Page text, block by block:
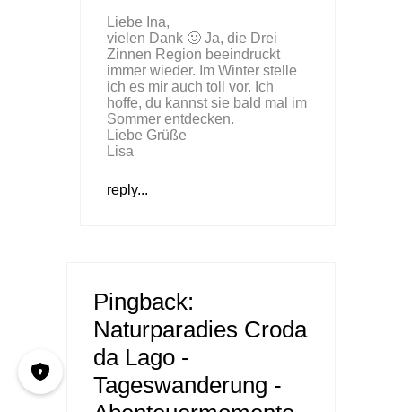
Liebe Ina,
vielen Dank 🙂 Ja, die Drei
Zinnen Region beeindruckt
immer wieder. Im Winter stelle
ich es mir auch toll vor. Ich
hoffe, du kannst sie bald mal im
Sommer entdecken.
Liebe Grüße
Lisa
reply...
Pingback:
Naturparadies Croda
da Lago -
Tageswanderung -